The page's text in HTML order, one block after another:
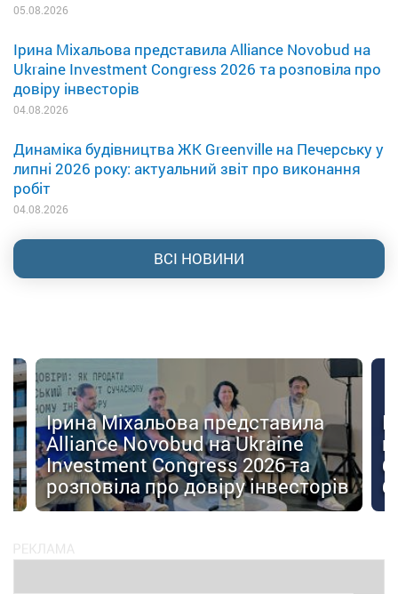
05.08.2026
Ірина Міхальова представила Alliance Novobud на
Ukraine Investment Congress 2026 та розповіла про
довіру інвесторів
04.08.2026
Динаміка будівництва ЖК Greenville на Печерську у
липні 2026 року: актуальний звіт про виконання
робіт
04.08.2026
ВСІ НОВИНИ
Ірина Міхальова представила
Alliance Novobud на Ukraine
Investment Congress 2026 та
розповіла про довіру інвесторів